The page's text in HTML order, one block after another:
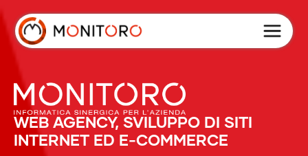
WEB AGENCY, SVILUPPO DI SITI
INTERNET ED E-COMMERCE